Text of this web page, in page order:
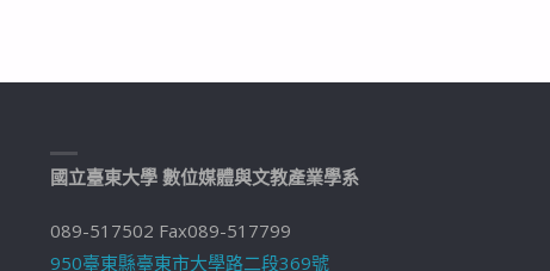
國立臺東大學 數位媒體與文教產業學系
089-517502 Fax089-517799
950臺東縣臺東市大學路二段369號